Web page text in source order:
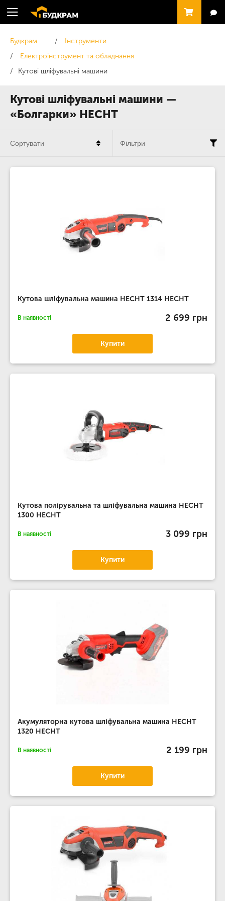
Кутові шліфувальні машини —
«Болгарки» HECHT
Будкрам
Інструменти
Електроінструмент та обладнання
Кутові шліфувальні машини
Кутова шліфувальна машина HECHT 1314 HECHT
В наявності 2 699 грн
Купити
Кутова полірувальна та шліфувальна машина HECHT
1300 HECHT
В наявності 3 099 грн
Купити
Акумуляторна кутова шліфувальна машина HECHT
1320 HECHT
В наявності 2 199 грн
Купити
Сортувати Фільтри